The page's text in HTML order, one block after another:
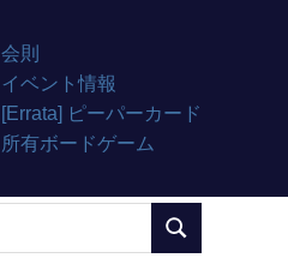
会則
イベント情報
[Errata] ピーパーカード
所有ボードゲーム
SEARCH